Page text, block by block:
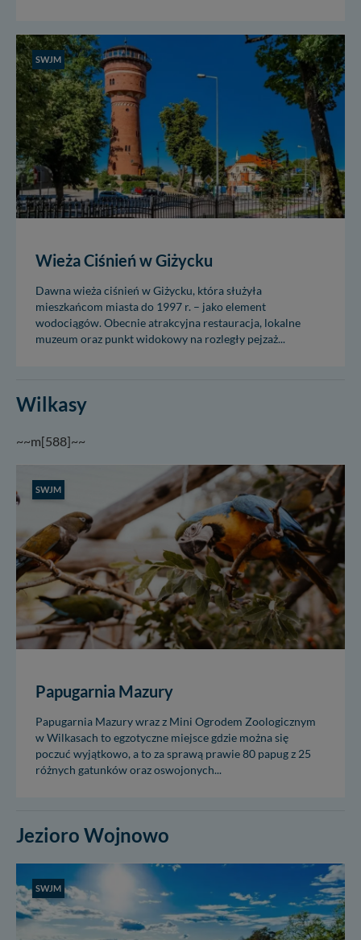
SWJM
Wieża Ciśnień w Giżycku
Dawna wieża ciśnień w Giżycku, która służyła
mieszkańcom miasta do 1997 r. – jako element
wodociągów. Obecnie atrakcyjna restauracja, lokalne
muzeum oraz punkt widokowy na rozległy pejzaż...
Wilkasy
~~m[588]~~
SWJM
Papugarnia Mazury
Papugarnia Mazury wraz z Mini Ogrodem Zoologicznym
w Wilkasach to egzotyczne miejsce gdzie można się
poczuć wyjątkowo, a to za sprawą prawie 80 papug z 25
różnych gatunków oraz oswojonych...
Jezioro Wojnowo
SWJM